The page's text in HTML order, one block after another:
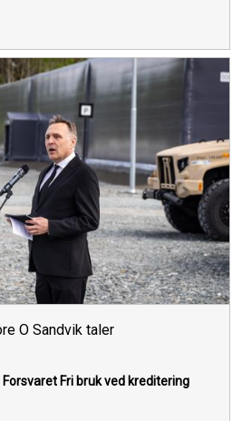
O Sandvik taler
Forsvaret Fri bruk ved kreditering